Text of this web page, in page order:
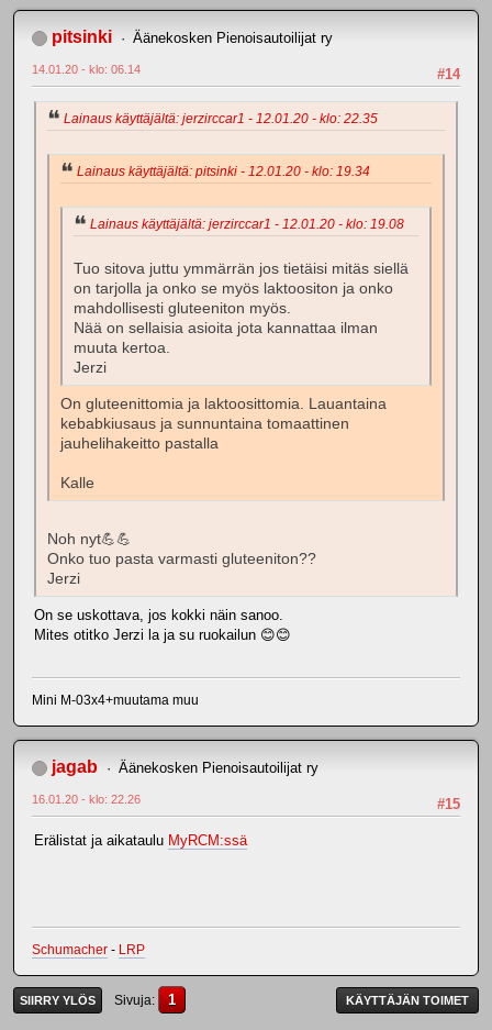
pitsinki Äänekosken Pienoisautoilijat ry
#14
14.01.20 - klo: 06.14
Lainaus käyttäjältä: jerzirccar1 - 12.01.20 - klo: 22.35
Lainaus käyttäjältä: pitsinki - 12.01.20 - klo: 19.34
Lainaus käyttäjältä: jerzirccar1 - 12.01.20 - klo: 19.08
Tuo sitova juttu ymmärrän jos tietäisi mitäs siellä
on tarjolla ja onko se myös laktoositon ja onko
mahdollisesti gluteeniton myös.
Nää on sellaisia asioita jota kannattaa ilman
muuta kertoa.
Jerzi
On gluteenittomia ja laktoosittomia. Lauantaina
kebabkiusaus ja sunnuntaina tomaattinen
jauhelihakeitto pastalla
Kalle
Noh nyt💪💪
Onko tuo pasta varmasti gluteeniton??
Jerzi
On se uskottava, jos kokki näin sanoo.
Mites otitko Jerzi la ja su ruokailun 😊😊
Mini M-03x4+muutama muu
jagab Äänekosken Pienoisautoilijat ry
#15
16.01.20 - klo: 22.26
Erälistat ja aikataulu MyRCM:ssä
Schumacher - LRP
SIIRRY YLÖS Sivuja 1 KÄYTTÄJÄN TOIMET